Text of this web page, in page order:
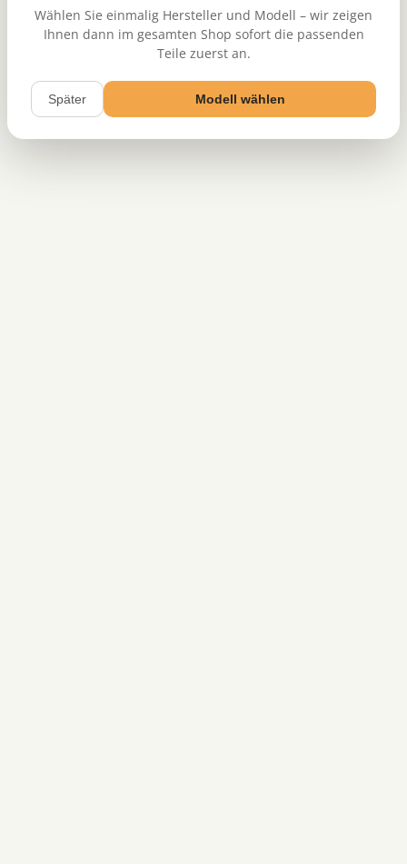
Wählen Sie einmalig Hersteller und Modell – wir zeigen
Ihnen dann im gesamten Shop sofort die passenden
Teile zuerst an.
Später Modell wählen